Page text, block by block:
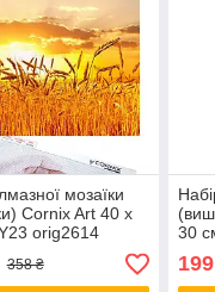
мозаїки
Cornix Art 40 x
orig2614
358 ₴
30
199